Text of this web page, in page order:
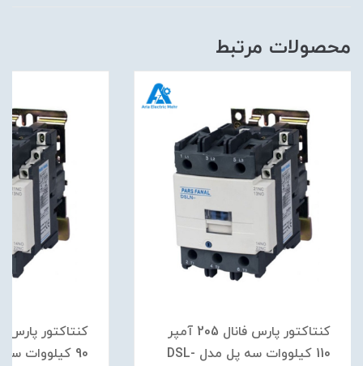
محصولات مرتبط
کنتاکتور پارس فانال 205 آمپر
110 کیلووات سه پل مدل DSL-